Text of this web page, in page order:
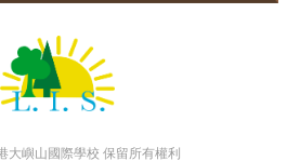
大嶼山國際學校 保留所有權利